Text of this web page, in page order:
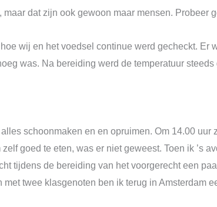
dat zijn ook gewoon maar mensen. Probeer
wij en het voedsel continue werd gecheckt. Er
was. Na bereiding werd de temperatuur
schoonmaken en en opruimen. Om 14.00
goed te eten, was er niet geweest. Toen ik ’s
tijdens de bereiding van het voorgerecht een
twee klasgenoten ben ik terug in Amsterdam